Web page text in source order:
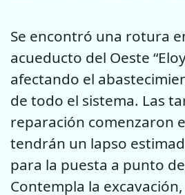
Se encontró una rotura
acueducto del Oeste
afectando el
de todo el sistema. Las
reparación comenzaron
tendrán un lapso
para la puesta a punto
Contempla la